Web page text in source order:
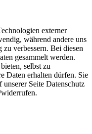
externer
während andere uns
verbessern. Bei diesen
gesammelt werden.
selbst zu
Daten erhalten dürfen. Sie
Seite Datenschutz